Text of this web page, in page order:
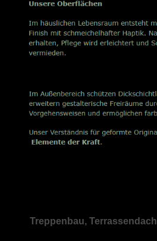
Treppenbau, Terrassendach